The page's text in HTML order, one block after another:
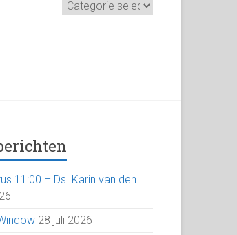
Zoek
op
11:00 – Ds. Karin van den
28 juli 2026